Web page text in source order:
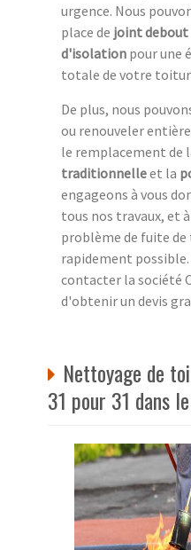
urgence. Nous
place de joint debout
d'isolation pour une
totale de votre
De plus, nous
ou renouveler
le remplacement de
traditionnelleet la
engageons à vous
tous nos travaux, et
problème de fuite
rapidement
contacter la société
d'obtenir un devis
Nettoyage de
31 pour 31 dans